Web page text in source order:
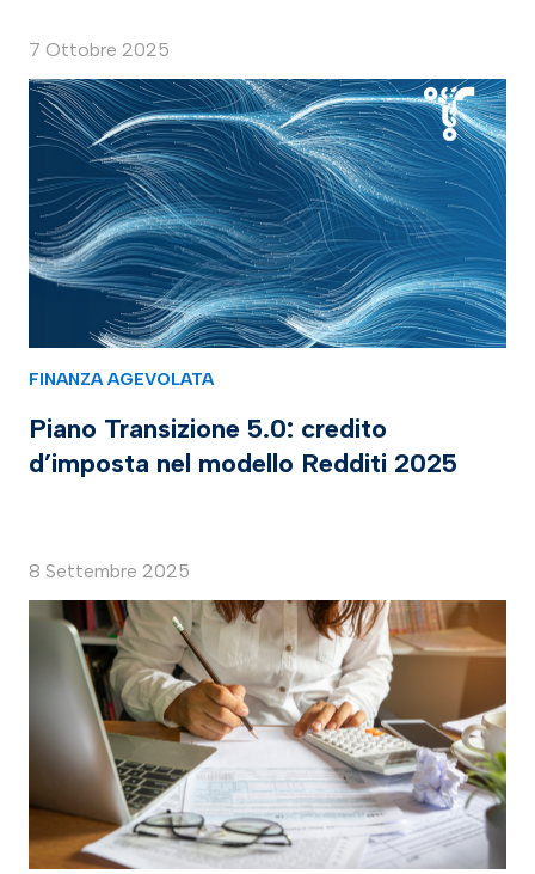
7 Ottobre 2025
FINANZA AGEVOLATA
Piano Transizione 5.0: credito
d’imposta nel modello Redditi 2025
8 Settembre 2025